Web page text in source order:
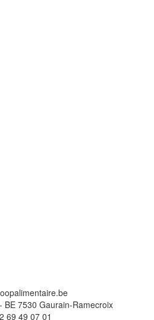
BE 7530 Gaurain-Ramecroix
69 49 07 01